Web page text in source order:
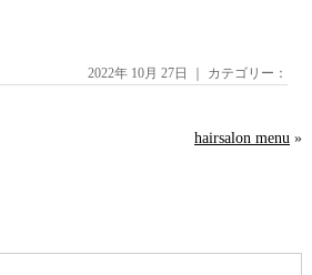
2022年 10月 27日 ｜ カテゴリー：
hairsalon menu »